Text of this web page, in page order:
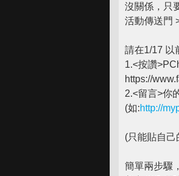
沒關係，只
活動傳送門
請在1/17 以
1.<按讚
https://
2.<留言>你
(如:http://
(只能貼自
簡單兩步驟